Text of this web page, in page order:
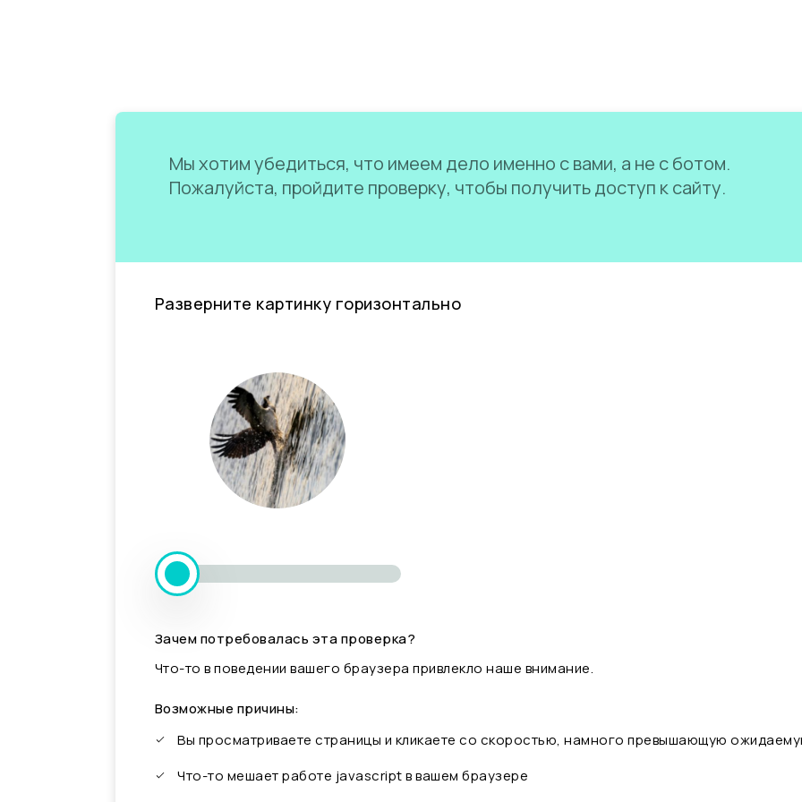
Мы хотим убедиться, что имеем дело именно с вами, а не с ботом.
Пожалуйста, пройдите проверку, чтобы получить доступ к сайту.
Разверните картинку горизонтально
Зачем потребовалась эта проверка?
Что-то в поведении вашего браузера привлекло наше внимание.
Возможные причины:
Вы просматриваете страницы и кликаете со скоростью, намного превышающую
Что-то мешает работе javascript в вашем браузере